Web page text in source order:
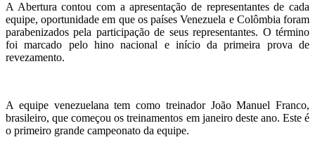
A Abertura contou com a apresentação de representantes de cada
equipe, oportunidade em que os países Venezuela e Colômbia foram
parabenizados pela participação de seus representantes. O término
foi marcado pelo hino nacional e início da primeira prova de
revezamento.
A equipe venezuelana tem como treinador João Manuel Franco,
brasileiro, que começou os treinamentos em janeiro deste ano. Este é
o primeiro grande campeonato da equipe.